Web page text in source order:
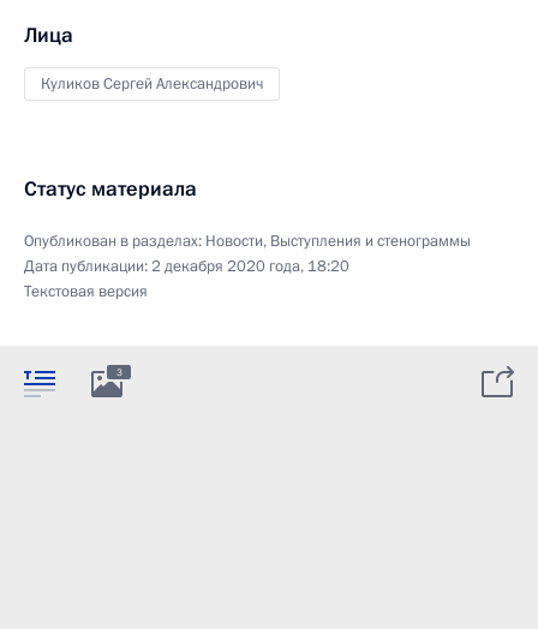
Лица
Куликов Сергей Александрович
Статус материала
Опубликован в разделах: Новости, Выступления и стенограммы
Дата публикации:2 декабря 2020 года, 18:20
Текстовая версия
3